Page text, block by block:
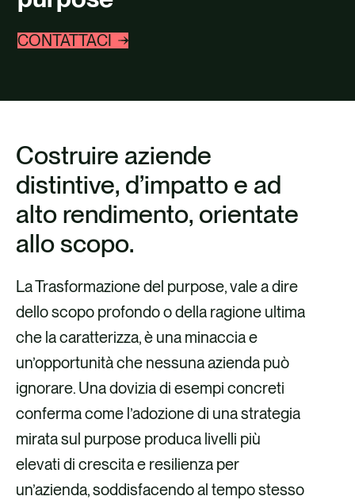
CARRIERE
CONTATTO
CONTATTACI
Costruire aziende
distintive, d’impatto e ad
alto rendimento, orientate
allo scopo.
La Trasformazione del purpose, vale a dire
dello scopo profondo o della ragione ultima
che la caratterizza, è una minaccia e
un’opportunità che nessuna azienda può
ignorare. Una dovizia di esempi concreti
conferma come l’adozione di una strategia
mirata sul purpose produca livelli più
elevati di crescita e resilienza per
un’azienda, soddisfacendo al tempo stesso